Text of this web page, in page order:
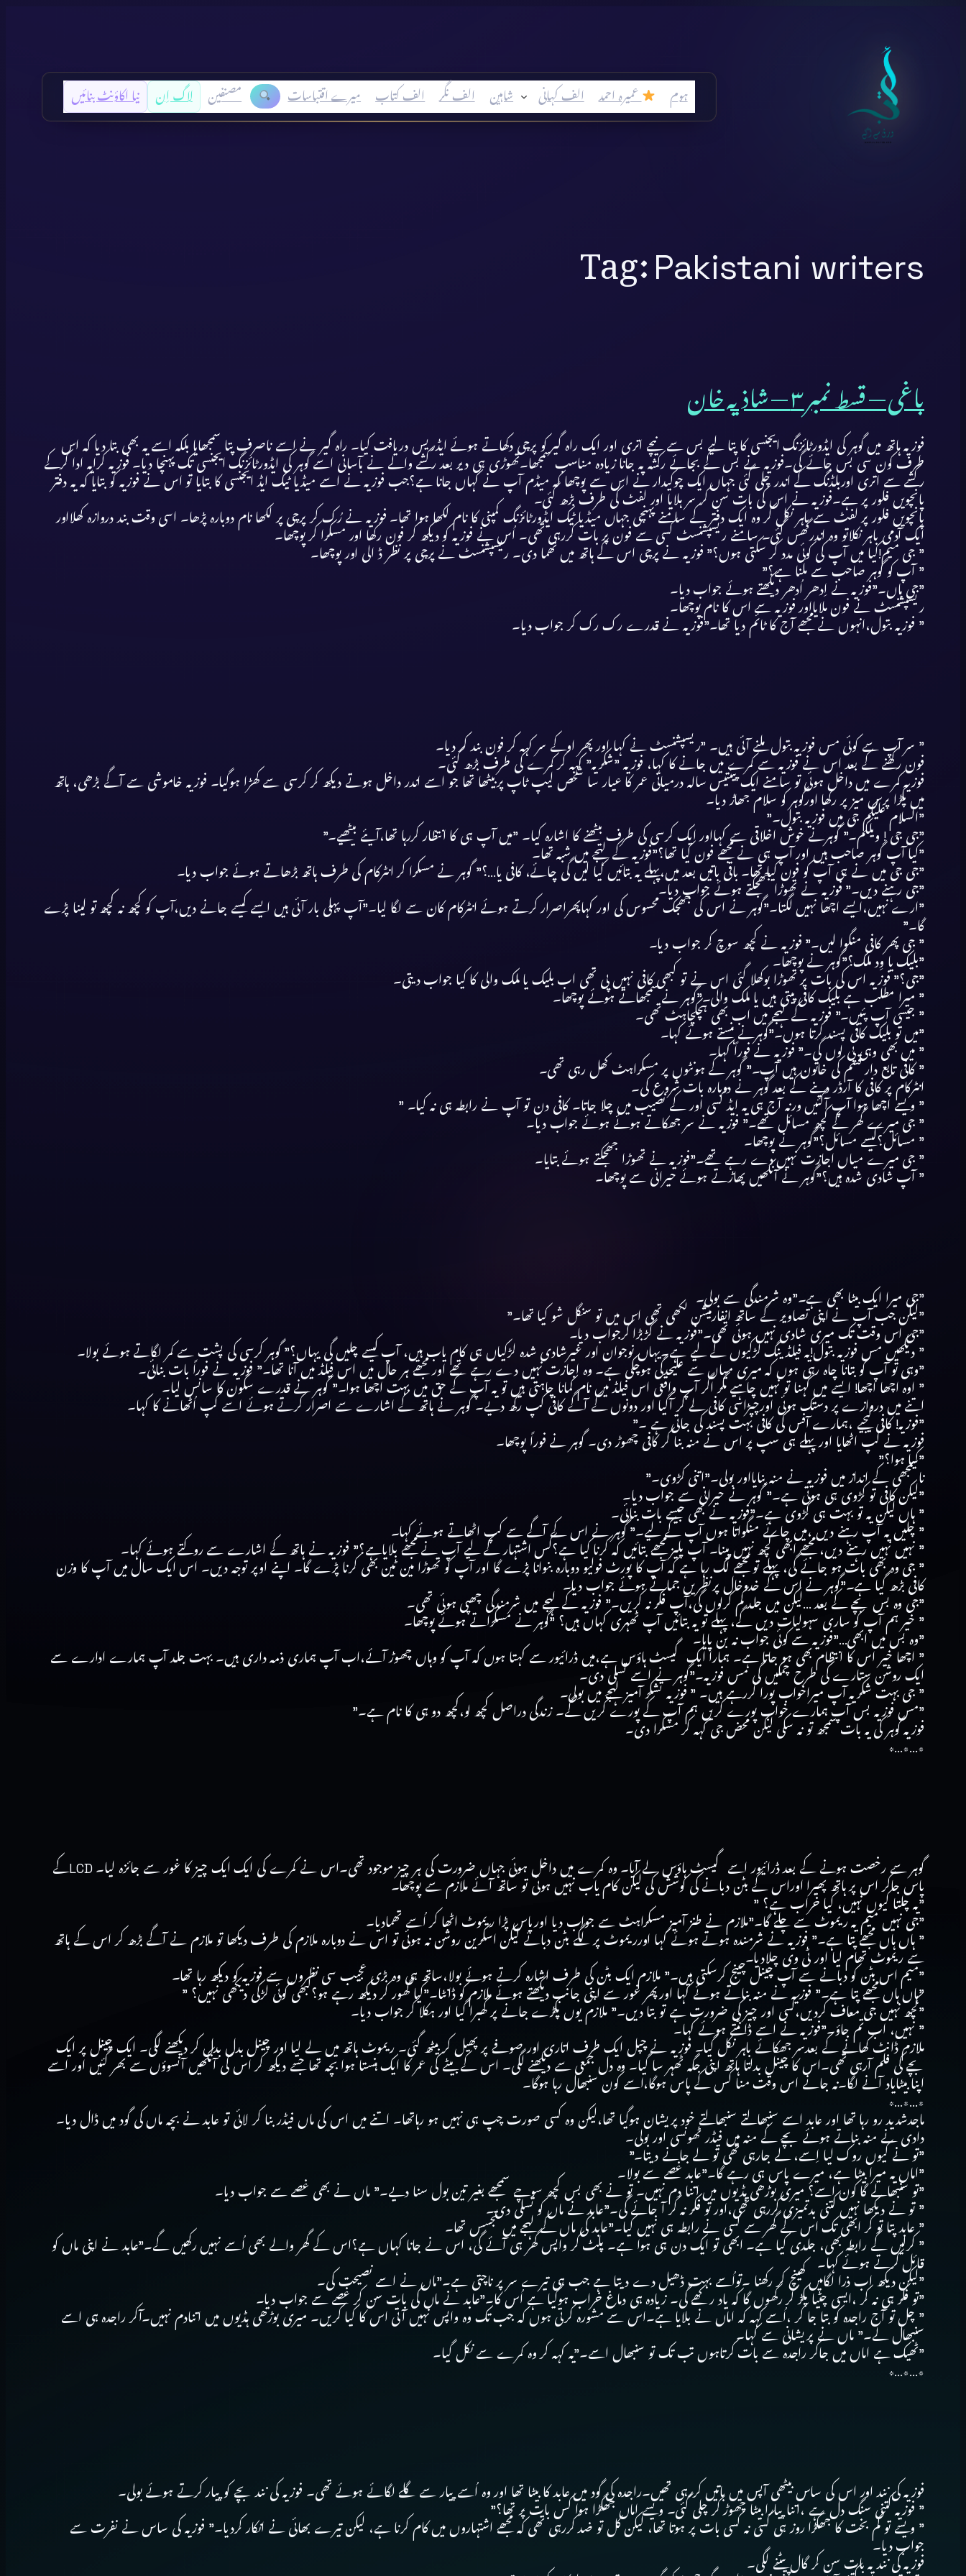
ہوم عمیرہ احمد الف کہانی شاہین الف نگر الف کتاب میرے اقتباسات مصنفین لاگ اِن نیا اکاؤنٹ بنائیں
Tag: Pakistani writers
باغی — قسط نمبر ۳ — شاذیہ خان
فوزیہ ہاتھ میں گوہر کی ایڈورٹائزنگ ایجنسی کا پتا لیے بس سے نیچے اتری اور ایک راہ گیر کو پرچی دکھاتے ہوئے ایڈریس دریافت کیا۔ راہ گیر نے اسے ناصرف پتا سمجھایا بلکہ اسے یہ بھی بتا دیا کہ اس
طرف کون سی بس جائے گی۔فوزیہ نے بس کے بجائے رکشہ پہ جانا زیادہ مناسب سمجھا۔تھوڑی ہی دیر بعد رکشے والے نے بآسانی اسے گوہر کی ایڈورٹائزنگ ایجنسی تک پہنچا دیا۔ فوزیہ کرایہ ادا کرکے
رکشے سے اتری اوربلڈنگ کے اندر چلی گئی جہاں ایک چوکیدار نے اس سے پوچھا کہ میڈم آپ نے کہاں جانا ہے؟جب فوزیہ نے اسے میڈیا ٹیک ایڈ ایجنسی کا بتایا تو اس نے فوزیہ کو بتایا کہ یہ دفتر
پانچویں فلور پر ہے۔فوزیہ نے اس کی بات سن کر سر ہلایا اور لفٹ کی طرف بڑھ گئی۔
پانچویں فلور پر لفٹ سے باہر نکل کر وہ ایک دفتر کے سامنے پہنچی جہاں میڈیا ٹیک ایڈورٹائزنگ کمپنی کا نام لکھا ہوا تھا۔ فوزیہ نے رُک کر پرچی پر لکھا نام دوبارہ پڑھا۔ اسی وقت بند دروازہ کھلااور
ایک آدمی باہر نکلاتو وہ اندرگھس گئی۔ سامنے ریسپشنسٹ کسی سے فون پر بات کررہی تھی۔ اُس نے فوزیہ کو دیکھ کر فون رکھا اور مسکرا کر پوچھا۔
” جی میم!کیا میں آپ کی کوئی مدد کر سکتی ہوں؟” فوزیہ نے پرچی اس کے ہاتھ میں تھما دی۔ ریسپشنسٹ نے پرچی پر نظر ڈ الی اور پوچھا۔
” آپ کو گوہر صاحب سے ملنا ہے؟”
”جی ہاں۔”فوزیہ نے اِدھر اُدھر دیکھتے ہوئے جواب دیا۔
ریسپشنسٹ نے فون ملایااور فوزیہ سے اس کا نام پوچھا۔
” فوزیہ بتول،انہوں نے مجھے آج کا ٹائم دیا تھا۔”فوزیہ نے قدرے رک رک کر جواب دیا۔
” سر آپ سے کوئی مس فوزیہ بتول ملنے آئی ہیں۔ ”ریسپشنسٹ نے کہا اور پھر اوکے سر کہہ کر فون بند کر دیا۔
فون رکھنے کے بعد اس نے فوزیہ سے کمرے میں جانے کا کہا، فوزیہ ”شکریہ” کہہ کر کمرے کی طرف بڑھ گئی۔
فوزیہ کمرے میں داخل ہوئی تو سامنے ایک پینتیس سالہ درمیانی عمر کا عیار سا شخص لیپ ٹاپ پربیٹھا تھا جو اسے اندر داخل ہوتے دیکھ کر کرسی سے کھڑا ہوگیا۔ فوزیہ خاموشی سے آگے بڑھی، ہاتھ
میں پکڑا پرس میز پر رکھا اورگوہر کو سلام جھاڑ دیا۔
”السلام علیکم جی میں فوزیہ بتول۔”
”جی جی ! ویلکم۔” گوہرنے خوش اخلاقی سے کہااور ایک کرسی کی طرف بیٹھنے کا اشارہ کیا۔ ”میں آپ ہی کا انتظار کررہا تھا،آیئے بیٹھیے۔”
”کیا آپ گوہر صاحب ہیں اور آپ ہی نے مجھے فون کیا تھا؟”فوزیہ کے لہجے میں شبہ تھا۔
”جی جی میں نے ہی آپ کو فون کیا تھا۔ باقی باتیں بعد میں،پہلے یہ بتائیں کیا لیں گی چائے، کافی یا…؟” گوہر نے مسکرا کر انٹرکام کی طرف ہاتھ بڑھاتے ہوئے جواب دیا۔
”جی رہنے دیں۔” فوزیہ نے تھوڑا جھجکتے ہوئے جواب دیا۔
”ارے نہیں،ایسے اچھا نہیں لگتا۔”گوہر نے اس کی جھجک محسوس کی اور کہاپھراصرار کرتے ہوئے انٹرکام کان سے لگا لیا۔”آپ پہلی بار آئی ہیں ایسے کیسے جانے دیں،آپ کو کچھ نہ کچھ تو لینا پڑے
گا۔”
” جی پھر کافی منگوا لیں۔” فوزیہ نے کچھ سوچ کر جواب دیا۔
”بلیک یا وِد ملک؟”گوہر نے پوچھا۔
”جی؟” فوزیہ اس کی بات پر تھوڑا بوکھلا گئی اس نے تو کبھی کافی نہیں پی تھی اب بلیک یا ملک والی کا کیا جواب دیتی۔
” میرا مطلب ہے بلیک کافی پیتی ہیں یا ملک والی۔”گوہر نے سمجھاتے ہوئے پوچھا۔
” جیسی آپ پئیں۔” فوزیہ کے لہجے میں اب بھی ہچکچاہٹ تھی۔
”میں تو بلیک کافی پسند کرتا ہوں۔”گوہرنے ہنستے ہوئے کہا۔
” میں بھی وہی پی لوں گی۔” فوزیہ نے فوراً کہا۔
” کافی تابع دار قسم کی خاتون ہیں آپ۔” گوہر کے ہونٹوں پر مسکراہٹ کھل رہی تھی۔
انٹرکام پر کافی کا آرڈر دینے کے بعد گوہر نے دوبارہ بات شروع کی۔
” ویسے اچھا ہوا آپ آگئیں ورنہ آج ہی یہ ایڈ کسی اور کے نصیب میں چلا جاتا۔ کافی دن تو آپ نے رابطہ ہی نہ کیا۔ ”
” جی میرے گھر کے کچھ مسائل تھے۔” فوزیہ نے سر جھکاتے ہوئے ہوئے جواب دیا۔
” مسائل؟کیسے مسائل؟”گوہر نے پوچھا۔
” جی میرے میاں اجازت نہیں دے رہے تھے۔”فوزیہ نے تھوڑا جھجکتے ہوئے بتایا۔
” آپ شادی شدہ ہیں؟”گوہر نے آنکھیں پھاڑتے ہوئے حیرانی سے پوچھا۔
”جی میرا ایک بیٹا بھی ہے۔”وہ شرمندگی سے بولی۔
”لیکن جب آپ نے اپنی تصاویر کے ساتھ انفارمیشن لکھی تھی اس میں تو سنگل شو کیا تھا۔”
”جی اس وقت تک میری شادی نہیں ہوئی تھی۔”فوزیہ نے گڑبڑا کرجواب دیا۔
” دیکھیں مس فوزیہ بتول!یہ فیلڈ ینگ لڑکیوں کے لیے ہے۔یہاں نوجوان اور غیرشادی شدہ لڑکیاں ہی کام یاب ہیں، آپ کیسے چلیں گی یہاں؟” گوہر کرسی کی پشت سے کمر لگاتے ہوئے بولا۔
”وہی تو آپ کو بتانا چاہ رہی ہوں کہ میری میاں سے علیحدگی ہوچکی ہے۔ وہ اجازت نہیں دے رہے تھے اور مجھے ہر حال میں اس فیلڈ میں آنا تھا۔” فوزیہ نے فوراً بات بنائی۔
” اوہ اچھا اچھا! ایسے میں کہنا تو نہیں چاہیے مگر اگر آپ واقعی اس فیلڈ میں نام کمانا چاہتی ہیں تو یہ آپ کے حق میں بہت اچھا ہوا۔” گوہر نے قدرے سکون کا سانس لیا۔
اتنے میں دروازے پر دستک ہوئی اورچپڑاسی کافی لے کر آگیا اور دونوں کے آگے کافی کپ رکھ دیے۔ گوہر نے ہاتھ کے اشارے سے اصرار کرتے ہوئے اسے کپ اُٹھانے کا کہا۔
”فوزیہ! کافی لیجیے ،ہمارے آفس کی کافی بہت پسند کی جاتی ہے ۔”
فوزیہ نے کپ اٹھایا اور پہلے ہی سپ پر اس نے منہ بنا کر کافی چھوڑ دی۔ گوہر نے فوراً پوچھا۔
”کیا ہوا؟”
ناسمجھی کے انداز میں فوزیہ نے منہ بنایااور بولی۔”اتنی کڑوی۔”
”لیکن کافی تو کڑوی ہی ہوتی ہے۔” گوہر نے حیرانی سے جواب دیا۔
” ہاں لیکن یہ تو بہت ہی کڑوی ہے۔”فوزیہ نے بھی جیسے بات بنائی۔
” چلیں یہ آپ رہنے دیں ،میں چائے منگواتا ہوں آپ کے لیے۔” گوہر نے اس کے آگے سے کپ اٹھاتے ہوئے کہا۔
” نہیں نہیں رہنے دیں، مجھے ابھی کچھ نہیں پینا۔ آپ پلیز مجھے بتائیں کہ کرنا کیا ہے؟کس اشتہار کے لیے آپ نے مجھے بلایاہے؟” فوزیہ نے ہاتھ کے اشارے سے روکتے ہوئے کہا۔
” جی وہ بھی بات ہو جائے گی، پہلے تو مجھے لگ رہا ہے کہ آپ کا پورٹ فولیو دوبارہ بنوانا پڑے گا اور آپ کو تھوڑا مین ٹین بھی کرنا پڑے گا۔ اپنے اوپر توجہ دیں۔ اس ایک سال میں آپ کا وزن
کافی بڑھ گیا ہے۔”گوہر نے اس کے خدوخال پرنظریں جماتے ہوئے جواب دیا۔
”جی وہ بس بچے کے بعد …لیکن میں جلد کم کرلوں گی،آپ فکر نہ کریں۔” فوزیہ کے لہجے میں شرمندگی چھپی ہوئی تھی۔
” خیر ہم آپ کو ساری سہولیات دیں گے، پہلے تو یہ بتائیں آپ ٹھہری کہاں ہیں؟ ”گوہر نے مسکراتے ہوئے پوچھا۔
”وہ بس میں ابھی…”فوزیہ سے کوئی جواب نہ بن پایا۔
” اچھا خیر اس کا انتظام بھی ہو جاتا ہے۔ ہمارا ایک گیسٹ ہاؤس ہے،میں ڈرائیور سے کہتا ہوں کہ آپ کو وہاں چھوڑ آئے،اب آپ ہماری ذمہ داری ہیں۔ بہت جلد آپ ہمارے ادارے سے
ایک روشن ستارے کی طرح چمکیں گی مس فوزیہ۔”گوہر نے اسے تسلی دی۔
” جی بہت شکریہ آپ میراخواب پورا کررہے ہیں۔ ” فوزیہ تشکر آمیز لہجے میں بولی۔
”مس فوزیہ بس آپ ہمارے خواب پورے کریں ہم آپ کے پورے کریں گے۔ زندگی دراصل کچھ لو،کچھ دو ہی کا نام ہے۔”
فوزیہ گوہر کی یہ بات سمجھ تو نہ سکی لیکن محض جی کہہ کر مسکرا دی۔
٭…٭…٭
گوہر سے رخصت ہونے کے بعد ڈرائیور اسے گیسٹ ہاؤس لے آیا۔ وہ کمرے میں داخل ہوئی جہاں ضرورت کی ہر چیز موجود تھی۔اس نے کمرے کی ایک ایک چیز کا غور سے جائزہ لیا۔ LCDکے
پاس جاکر اس پر ہاتھ پھیرا اوراس کے بٹن دبانے کی کوشش کی لیکن کام یاب نہیں ہوئی تو ساتھ آئے ملازم سے پوچھا۔
”یہ چلتا کیوں نہیں، کیا خراب ہے؟ ”
”جی نہیں میم یہ ریموٹ سے چلے گا۔”ملازم نے طنز آمیز مسکراہٹ سے جواب دیا اورپاس پڑا ریموٹ اٹھا کر اُسے تھمادیا۔
” ہاں ہاں مجھے پتا ہے۔” فوزیہ نے شرمندہ ہوتے ہوئے کہا اورریموٹ پر لگے بٹن دبائے لیکن اسکرین روشن نہ ہوئی تو اس نے دوبارہ ملازم کی طرف دیکھا تو ملازم نے آگے بڑھ کر اس کے ہاتھ
سے ریموٹ تھام لیا اور ٹی وی چلادیا۔
”میم اس بٹن کو دبانے سے آپ چینل چینج کرسکتی ہیں۔” ملازم ایک بٹن کی طرف اشارہ کرتے ہوئے بولا،ساتھ ہی وہ بڑی عجیب سی نظروں سے فوزیہ کو دیکھ رہا تھا۔
”ہاں ہاں مجھے پتا ہے۔” فوزیہ نے منہ بناتے ہوئے کہا اورپھر غور سے اپنی جانب دیکھتے ہوئے ملازم کو ڈانٹا۔”کیا گھور کر دیکھ رہے ہو؟کبھی کوئی لڑکی دیکھی نہیں؟ ”
”کچھ نہیں جی معاف کردیں،کسی اور چیز کی ضرورت ہے تو بتا دیں۔” ملازم یوں پکڑے جانے پر گھبرا گیا اور ہکلا کر جواب دیا۔
” نہیں، اب تم جاؤ۔”فوزیہ نے اسے ڈانٹتے ہوئے کہا۔
ملازم ڈانٹ کھانے کے بعدسر جھکائے باہر نکل گیا۔ فوزیہ نے چپل ایک طرف اتاری اور صوفے پر پھیل کر بیٹھ گئی۔ ریموٹ ہاتھ میں لے لیا اور چینل بدل بدل کر دیکھنے لگی۔ ایک چینل پر ایک
بچے کی فلم آرہی تھی۔اس کا چینل بدلتا ہاتھ اپنی جگہ ٹھہر سا گیا۔ وہ دل جمعی سے دیکھنے لگی۔ اس کے بیٹے کی عمر کا ایک ہنستا ہوا بچہ تھا جسے دیکھ کر اس کی آنکھیں آنسوؤں سے بھر گئیں اور اسے
اپنا بیٹایاد آنے لگا۔نہ جانے اس وقت منا کس کے پاس ہوگا،اسے کون سنبھال رہا ہوگا۔
٭…٭…٭
ماجدشدید رو رہا تھا اور عابد اسے سنبھالتے سنبھالتے خود پریشان ہوگیا تھا،لیکن وہ کسی صورت چپ ہی نہیں ہو رہاتھا۔ اتنے میں اس کی ماں فیڈر بنا کر لائی تو عابد نے بچہ ماں کی گود میں ڈال دیا۔
دادی نے منہ بناتے ہوئے بچے کے منہ میں فیڈر ٹھونسی اور بولی۔
”تو نے کیوں روک لیا اِسے، لے جارہی تھی تو لے جانے دیتا۔”
”اماں یہ میرا بیٹا ہے، میرے پاس ہی رہے گا۔”عابد غصے سے بولا۔
”تو سنبھالے گا کون اسے؟ میری بوڑھی ہڈیوں میں اتنا دم نہیں۔ تو نے بھی بس کچھ سوچے سمجھے بغیر تین بول سنا دیے۔” ماں نے بھی غصے سے جواب دیا۔
” تو نے دیکھا نہیں کتنی بدتمیزی کررہی تھی،اور تو فکر نہ کر آ جائے گی۔”عابد نے ماں کو تسلی دی۔
” عابد پتا تو کر ابھی تک اس کے گھر سے کسی نے رابطہ ہی نہیں کیا۔”عابد کی ماں کے لہجے میں تجسس تھا۔
” کرلیں گے رابطہ بھی، جلدی کیا ہے۔ ابھی تو ایک دن ہی ہوا ہے۔ پلٹ کر واپس گھر ہی آئے گی، اس نے جانا کہاں ہے؟اس کے گھر والے بھی اُسے نہیں رکھیں گے۔”عابد نے اپنی ماں کو
قائل کرتے ہوئے کہا۔
”لیکن دیکھ اب ذرا لگامیں کھینچ کر رکھنا ۔تواُسے بہت ڈھیل دے دیتا ہے جب ہی تیرے سر پر ناچتی ہے۔”ماں نے اسے نصیحت کی۔
”تو فکر ہی نہ کر ،ایسی چٹیا پکڑ کر رکھوں گا کہ یاد رکھے گی۔ زیادہ ہی دماغ خراب ہوگیا ہے اُس کا۔”عابد نے ماں کی بات سن کر غصے سے جواب دیا۔
” چل تو آج راجدہ کو بتا جا کر ،اُسے کہہ کہ اماں نے بلایا ہے۔اس سے مشورہ کرتی ہوں کہ جب تک وہ واپس نہیں آتی اس کا کیا کریں۔ میری بوڑھی ہڈیوں میں اتنادم نہیں۔آکر راجدہ ہی اسے
سنبھال لے۔” ماں نے پریشانی سے کہا۔
”ٹھیک ہے اماں میں جاکر راجدہ سے بات کرتاہوں تب تک تو سنبھال اسے۔”یہ کہہ کر وہ کمرے سے نکل گیا۔
٭…٭…٭
فوزیہ کی نند اور اس کی ساس بیٹھی آپس میں باتیں کررہی تھیں۔راجدہ کی گود میں عابد کا بیٹا تھا اور وہ اُسے پیار سے گلے لگائے ہوئے تھی۔ فوزیہ کی نند بچے کو پیار کرتے ہوئے بولی۔
” فوزیہ کتنی سنگ دل ہے ،اتنا پیارا بیٹا چھوڑ کر چلی گئی۔ ویسے اماں جھگڑا ہوا کس بات پر تھا؟”
” ویسے تو کم بخت کا جھگڑا روز ہی کسی نہ کسی بات پر ہوتا تھا، لیکن کل تو ضد کررہی تھی کہ مجھے اشتہاروں میں کام کرنا ہے، لیکن تیرے بھائی نے انکار کردیا۔” فوزیہ کی ساس نے نفرت سے
جواب دیا۔
فوزیہ کی نند یہ بات سن کر گال پیٹنے لگی۔